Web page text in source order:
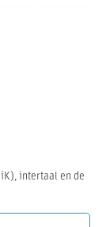
intertaal en de